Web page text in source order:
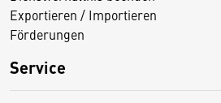
Exportieren / Importieren
Förderungen
Service